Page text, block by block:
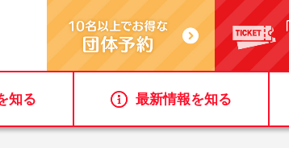
知る 最新情報を知る